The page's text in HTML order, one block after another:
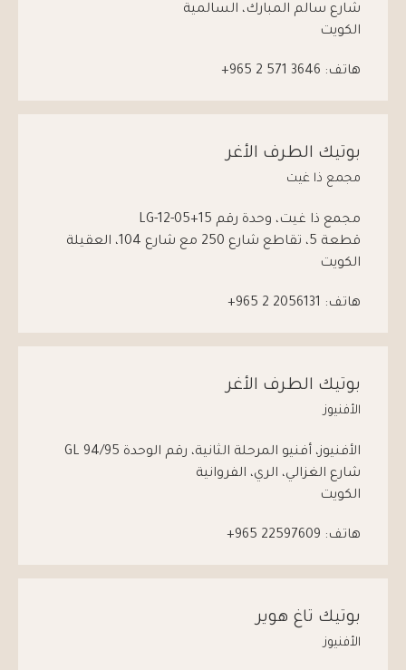
شارع سالم المبارك، السالمية
الكويت
هاتف: 3646 571 2 965+
بوتيك الطرف الأغر
مجمع ذا غيت
مجمع ذا غيت، وحدة رقم 15+05-12-LG
قطعة 5، تقاطع شارع 250 مع شارع 104، العقيلة
الكويت
هاتف: 2056131 2 965+
بوتيك الطرف الأغر
الأفنيوز
الأفنيوز، أفنيو المرحلة الثانية، رقم الوحدة GL 94/95
شارع الغزالي، الري، الفروانية
الكويت
هاتف: 965 22597609+
بوتيك تاغ هوير
الأفنيوز